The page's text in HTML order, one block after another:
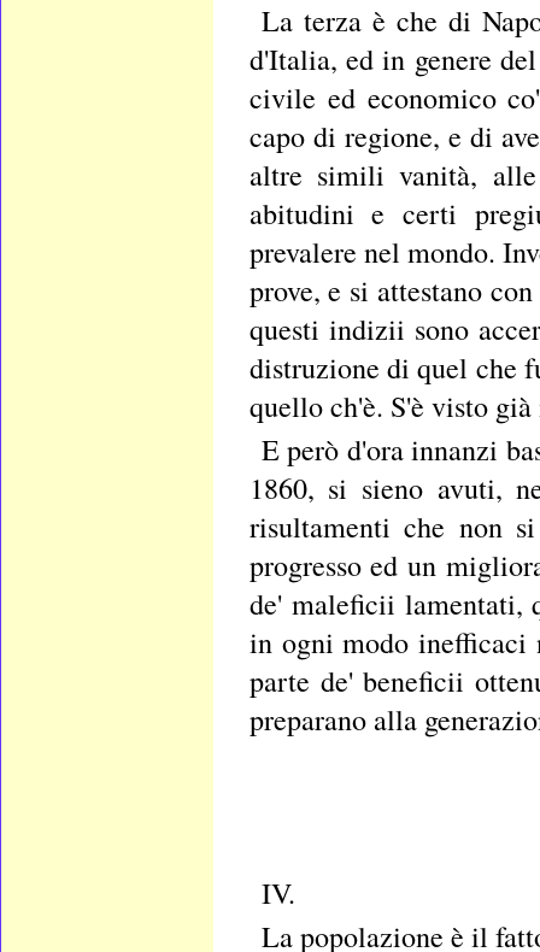
La terza è che di
d'Italia, ed in genere
civile ed economico
capo di regione, e di
altre simili vanità,
abitudini e certi
prevalere nel mondo.
prove, e si attestano
questi indizii sono
distruzione di quel che
quello ch'è. S'è visto
E però d'ora innanzi
1860, si sieno avuti,
risultamenti che non
progresso ed un
de' maleficii lamentati,
in ogni modo inefficaci
parte de' beneficii
preparano alla
IV.
La popolazione è il